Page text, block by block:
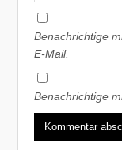
Benachrichtige
E-Mail.
Benachrichtige